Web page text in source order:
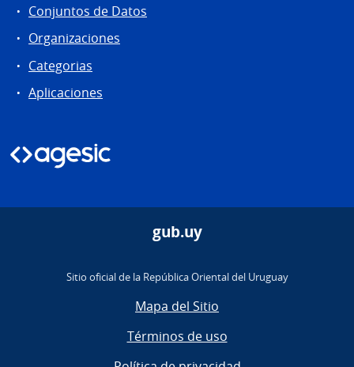
Conjuntos de Datos
Organizaciones
Categorias
Aplicaciones
gub.uy
Sitio oficial de la República Oriental del Uruguay
Mapa del Sitio
Términos de uso